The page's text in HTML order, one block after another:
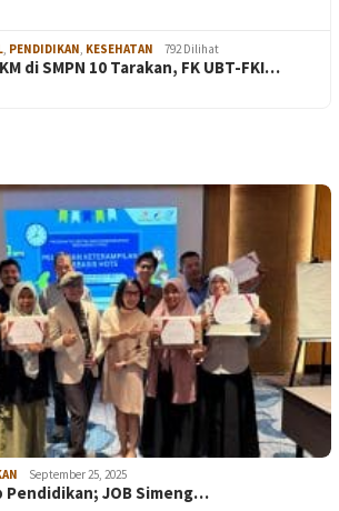
PENDIDIKAN KESEHATAN 792 Dilihat
di SMPN 10 Tarakan, FK UBT-FKI…
September 25, 2025
JOB Simeng…